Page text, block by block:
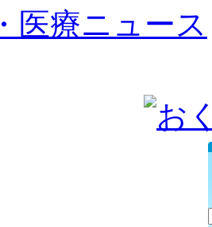
医療ニュース